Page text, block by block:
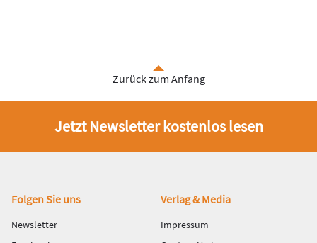
Zurück zum Anfang
Jetzt Newsletter kostenlos lesen
Fußbereich
Folgen Sie uns
Newsletter
Verlag & Media
Impressum